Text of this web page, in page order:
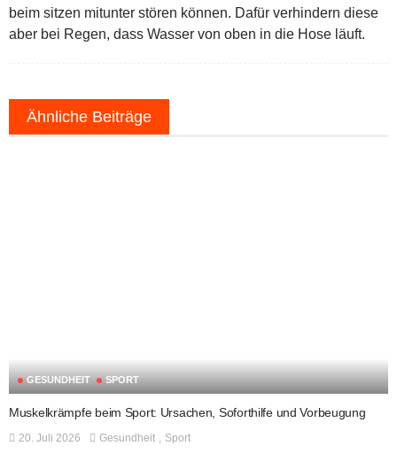
beim sitzen mitunter stören können. Dafür verhindern diese
aber bei Regen, dass Wasser von oben in die Hose läuft.
Ähnliche Beiträge
GESUNDHEIT SPORT
Muskelkrämpfe beim Sport: Ursachen, Soforthilfe und Vorbeugung
20. Juli 2026 Gesundheit Sport